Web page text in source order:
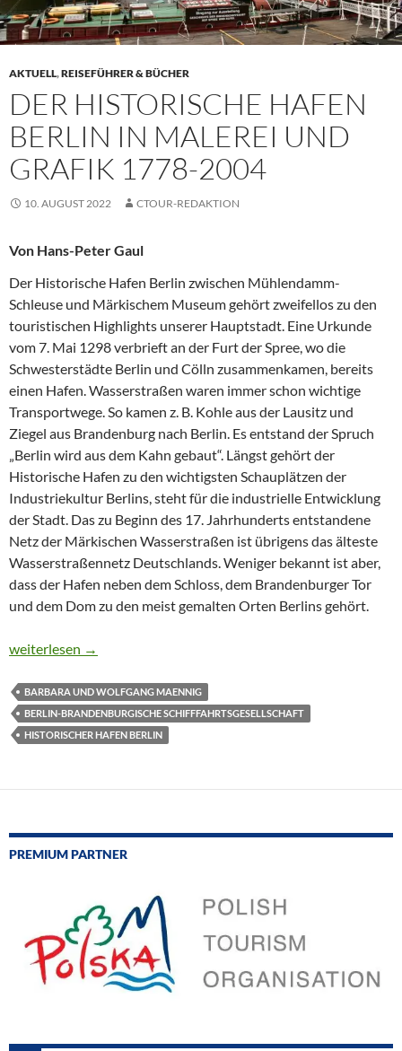
AKTUELL,REISEFÜHRER & BÜCHER
DER HISTORISCHE HAFEN
BERLIN IN MALEREI UND
GRAFIK 1778-2004
10. AUGUST 2022 CTOUR-REDAKTION
Von Hans-Peter Gaul
Der Historische Hafen Berlin zwischen Mühlendamm-
Schleuse und Märkischem Museum gehört zweifellos zu den
touristischen Highlights unserer Hauptstadt. Eine Urkunde
vom 7. Mai 1298 verbrieft an der Furt der Spree, wo die
Schwesterstädte Berlin und Cölln zusammenkamen, bereits
einen Hafen. Wasserstraßen waren immer schon wichtige
Transportwege. So kamen z. B. Kohle aus der Lausitz und
Ziegel aus Brandenburg nach Berlin. Es entstand der Spruch
„Berlin wird aus dem Kahn gebaut“. Längst gehört der
Historische Hafen zu den wichtigsten Schauplätzen der
Industriekultur Berlins, steht für die industrielle Entwicklung
der Stadt. Das zu Beginn des 17. Jahrhunderts entstandene
Netz der Märkischen Wasserstraßen ist übrigens das älteste
Wasserstraßennetz Deutschlands. Weniger bekannt ist aber,
dass der Hafen neben dem Schloss, dem Brandenburger Tor
und dem Dom zu den meist gemalten Orten Berlins gehört.
DER HISTORISCHE HAFEN BERLIN IN MALEREI UND
weiterlesen →
BARBARA UND WOLFGANG MAENNIG
BERLIN-BRANDENBURGISCHE SCHIFFFAHRTSGESELLSCHAFT
HISTORISCHER HAFEN BERLIN
PREMIUM PARTNER